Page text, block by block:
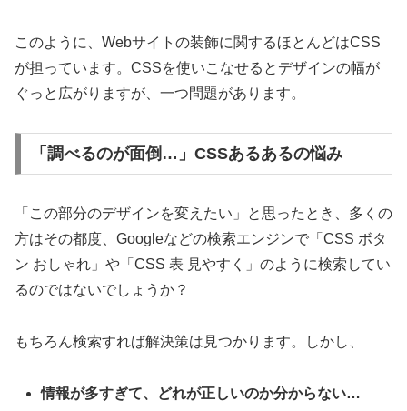
このように、Webサイトの装飾に関するほとんどはCSS
が担っています。CSSを使いこなせるとデザインの幅が
ぐっと広がりますが、一つ問題があります。
「調べるのが面倒…」CSSあるあるの悩み
「この部分のデザインを変えたい」と思ったとき、多くの
方はその都度、Googleなどの検索エンジンで「CSS ボタ
ン おしゃれ」や「CSS 表 見やすく」のように検索してい
るのではないでしょうか？
もちろん検索すれば解決策は見つかります。しかし、
情報が多すぎて、どれが正しいのか分からない…